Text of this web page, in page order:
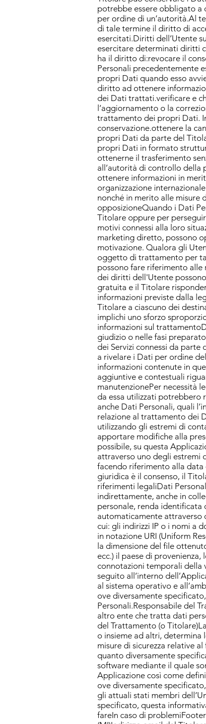
potrebbe essere obbligato a
per ordine di un’autorità.Al
di tale termine il diritto di
esercitati.Diritti dell’Utente
esercitare determinati diritti
ha il diritto di:revocare il
Personali precedentemente
propri Dati quando esso
diritto ad ottenere
dei Dati trattati.verificare e
l’aggiornamento o la
trattamento dei propri Dati.
conservazione.ottenere la
propri Dati da parte del
propri Dati in formato
ottenerne il trasferimento
all’autorità di controllo della
ottenere informazioni in
organizzazione
nonché in merito alle
opposizioneQuando i Dati
Titolare oppure per
motivi connessi alla loro
marketing diretto, possono
motivazione. Qualora gli
oggetto di trattamento per
possono fare riferimento
dei diritti dell'Utente
gratuita e il Titolare
informazioni previste dalla
Titolare a ciascuno dei
implichi uno sforzo
informazioni sul
giudizio o nelle fasi
dei Servizi connessi da parte
a rivelare i Dati per ordine
informazioni contenute in
aggiuntive e contestuali
manutenzionePer necessità
da essa utilizzati potrebbero
anche Dati Personali, quali
relazione al trattamento dei
utilizzando gli estremi di
apportare modifiche alla
possibile, su questa
attraverso uno degli estremi
facendo riferimento alla
giuridica è il consenso, il
riferimenti legaliDati
indirettamente, anche in
personale, renda identificata
automaticamente attraverso
cui: gli indirizzi IP o i nomi a
in notazione URI (Uniform
la dimensione del file
ecc.) il paese di
connotazioni temporali della
seguito all’interno
al sistema operativo e
ove diversamente
Personali.Responsabile del
altro ente che tratta dati
del Trattamento (o
o insieme ad altri,
misure di sicurezza relative
quanto diversamente
software mediante il quale
Applicazione così come
ove diversamente
gli attuali stati membri
specificato, questa
fareIn caso di problemiFooter